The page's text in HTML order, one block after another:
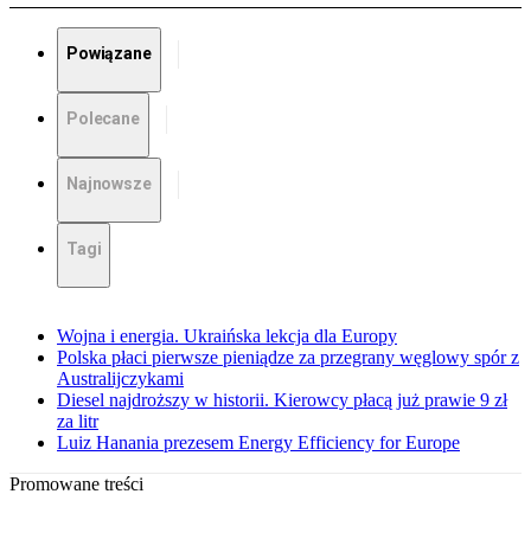
Powiązane
Polecane
Najnowsze
Tagi
Wojna i energia. Ukraińska lekcja dla Europy
Polska płaci pierwsze pieniądze za przegrany węglowy spór z
Australijczykami
Diesel najdroższy w historii. Kierowcy płacą już prawie 9 zł
za litr
Luiz Hanania prezesem Energy Efficiency for Europe
Promowane treści